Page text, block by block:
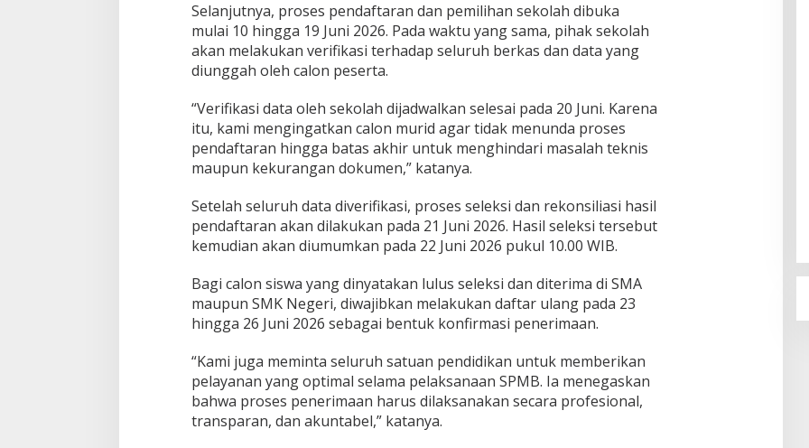
Selanjutnya, proses pendaftaran dan pemilihan sekolah dibuka
mulai 10 hingga 19 Juni 2026. Pada waktu yang sama, pihak sekolah
akan melakukan verifikasi terhadap seluruh berkas dan data yang
diunggah oleh calon peserta.
“Verifikasi data oleh sekolah dijadwalkan selesai pada 20 Juni. Karena
itu, kami mengingatkan calon murid agar tidak menunda proses
pendaftaran hingga batas akhir untuk menghindari masalah teknis
maupun kekurangan dokumen,” katanya.
Setelah seluruh data diverifikasi, proses seleksi dan rekonsiliasi hasil
pendaftaran akan dilakukan pada 21 Juni 2026. Hasil seleksi tersebut
kemudian akan diumumkan pada 22 Juni 2026 pukul 10.00 WIB.
Bagi calon siswa yang dinyatakan lulus seleksi dan diterima di SMA
maupun SMK Negeri, diwajibkan melakukan daftar ulang pada 23
hingga 26 Juni 2026 sebagai bentuk konfirmasi penerimaan.
“Kami juga meminta seluruh satuan pendidikan untuk memberikan
pelayanan yang optimal selama pelaksanaan SPMB. Ia menegaskan
bahwa proses penerimaan harus dilaksanakan secara profesional,
transparan, dan akuntabel,” katanya.